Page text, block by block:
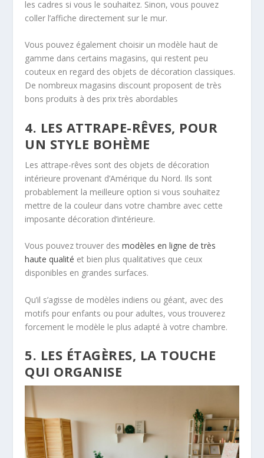
les cadres si vous le souhaitez. Sinon, vous pouvez
coller l’affiche directement sur le mur.
Vous pouvez également choisir un modèle haut de
gamme dans certains magasins, qui restent peu
couteux en regard des objets de décoration classiques.
De nombreux magasins discount proposent de très
bons produits à des prix très abordables
4. LES ATTRAPE-RÊVES, POUR
UN STYLE BOHÈME
Les attrape-rêves sont des objets de décoration
intérieure provenant d’Amérique du Nord. Ils sont
probablement la meilleure option si vous souhaitez
mettre de la couleur dans votre chambre avec cette
imposante décoration d’intérieure.
Vous pouvez trouver desmodèles en ligne de très
haute qualité et bien plus qualitatives que ceux
disponibles en grandes surfaces.
Qu’il s’agisse de modèles indiens ou géant, avec des
motifs pour enfants ou pour adultes, vous trouverez
forcement le modèle le plus adapté à votre chambre.
5. LES ÉTAGÈRES, LA TOUCHE
QUI ORGANISE